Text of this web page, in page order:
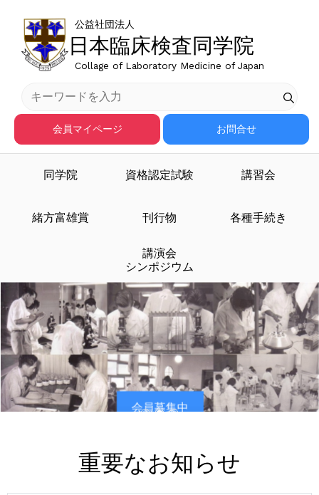
日本臨床検査同学院
公益社団法人
Collage of Laboratory Medicine of Japan
会員マイページ お問合せ
同学院 資格認定試験 講習会
緒方富雄賞 刊行物 各種手続き
講演会
シンポジウム
臨床検査医学を担う人材
を育成する
会員募集中
重要なお知らせ